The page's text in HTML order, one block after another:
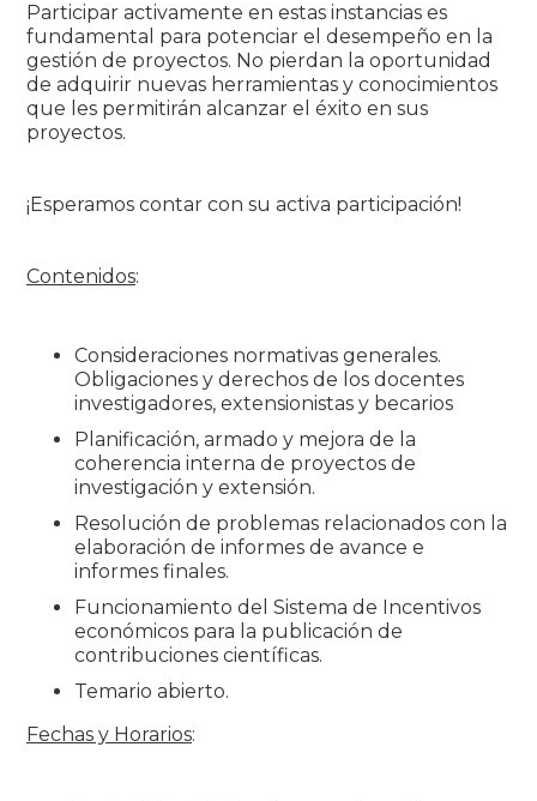
Participar activamente en estas instancias es
fundamental para potenciar el desempeño en la
gestión de proyectos. No pierdan la oportunidad
de adquirir nuevas herramientas y conocimientos
que les permitirán alcanzar el éxito en sus
proyectos.
¡Esperamos contar con su activa participación!
Contenidos:
Consideraciones normativas generales.
Obligaciones y derechos de los docentes
investigadores, extensionistas y becarios
Planificación, armado y mejora de la
coherencia interna de proyectos de
investigación y extensión.
Resolución de problemas relacionados con la
elaboración de informes de avance e
informes finales.
Funcionamiento del Sistema de Incentivos
económicos para la publicación de
contribuciones científicas.
Temario abierto.
Fechas y Horarios: